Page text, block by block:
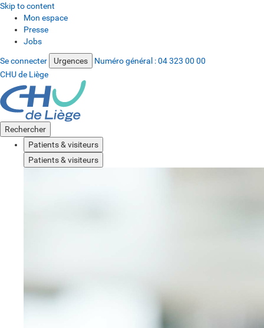
Skip to content
Mon espace
Presse
Jobs
Se connecter Urgences Numéro général :04 323 00 00
CHU de Liège
Rechercher
Patients & visiteurs
Patients & visiteurs